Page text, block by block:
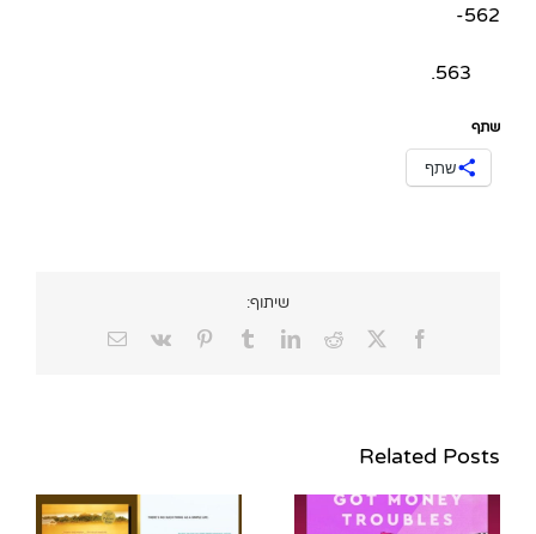
562-
שתף
שתף
שיתוף:
Facebook
X
Reddit
LinkedIn
Tumblr
Pinterest
Vk
Email
Related Posts